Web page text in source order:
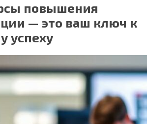
повышения
— это ваш ключ к
успеху